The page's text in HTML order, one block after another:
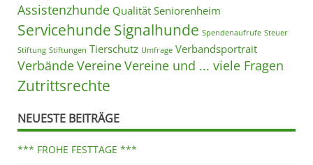
Assistenzhunde Qualität Seniorenheim
Servicehunde Signalhunde Spendenaufrufe Steuer
Stiftung Stiftungen Tierschutz Umfrage Verbandsportrait
VerbändeVereineVereine und ... viele Fragen
Zutrittsrechte
NEUESTE BEITRÄGE
*** FROHE FESTTAGE ***